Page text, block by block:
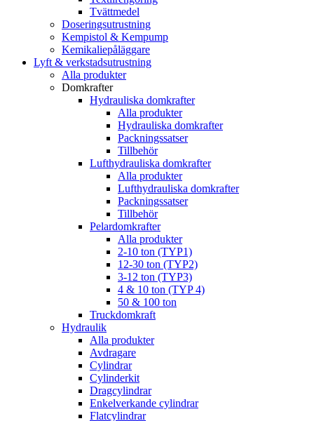
Tvättmedel
Doseringsutrustning
Kempistol & Kempump
Kemikaliepåläggare
Lyft & verkstadsutrustning
Alla produkter
Domkrafter
Hydrauliska domkrafter
Alla produkter
Hydrauliska domkrafter
Packningssatser
Tillbehör
Lufthydrauliska domkrafter
Alla produkter
Lufthydrauliska domkrafter
Packningssatser
Tillbehör
Pelardomkrafter
Alla produkter
2-10 ton (TYP1)
12-30 ton (TYP2)
3-12 ton (TYP3)
4 & 10 ton (TYP 4)
50 & 100 ton
Truckdomkraft
Hydraulik
Alla produkter
Avdragare
Cylindrar
Cylinderkit
Dragcylindrar
Enkelverkande cylindrar
Flatcylindrar